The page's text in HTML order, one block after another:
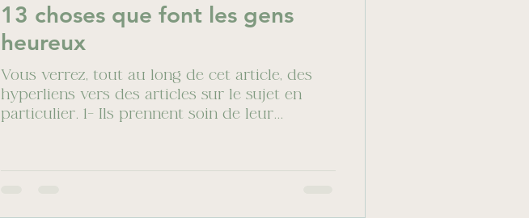
13 choses que font les gens
heureux
Vous verrez, tout au long de cet article, des
hyperliens vers des articles sur le sujet en
particulier. 1- Ils prennent soin de leur...